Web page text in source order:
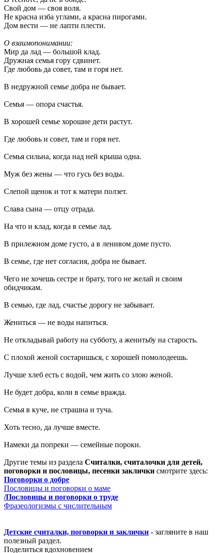
Свой дом — своя воля.
Не красна изба углами, а красна пирогами.
Дом вести — не лапти плести.
О взаимопонимании:
Мир да лад — большой клад.
Дружная семья гору сдвинет.
Где любовь да совет, там и горя нет.
В недружной семье добра не бывает.
Семья — опора счастья.
В хорошей семье хорошие дети растут.
Где любовь и совет, там и горя нет.
Семья сильна, когда над ней крыша одна.
Муж без жены — что гусь без воды.
Слепой щенок и тот к матери ползет.
Слава сына — отцу отрада.
На что и клад, когда в семье лад.
В прилежном доме густо, а в ленивом доме пусто.
В семье, где нет согласия, добра не бывает.
Чего не хочешь сестре и брату, того не желай и своим
обидчикам.
В семью, где лад, счастье дорогу не забывает.
Жениться — не воды напиться.
Не откладывай работу на субботу, а женитьбу на старость.
С плохой женой состаришься, с хорошей помолодеешь.
Лучше хлеб есть с водой, чем жить со злою женой.
Не будет добра, коли в семье вражда.
Семья в куче, не страшна и туча.
Хоть тесно, да лучше вместе.
Намеки да попреки — семейные пороки.
Другие темы из раздела Считалки, считалочки для детей,
поговорки и пословицы, песенки заклички смотрите здесь:
Поговорки о добре
Пословицы и поговорки о маме
/Пословицы и поговорки о труде
Фразеологизмы с числительным
Детские считалки, поговорки и заклички - загляните в наш
полезный раздел.
Поделиться вдохновением